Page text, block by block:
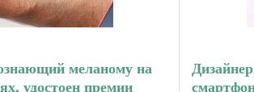
меланому на
удостоен премии